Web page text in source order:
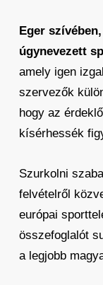
Eger
úgynevezett
amely igen
szervezők
hogy az
kísérhessék
Szurkolni
felvételről
európai
összefoglalót
a legjobb